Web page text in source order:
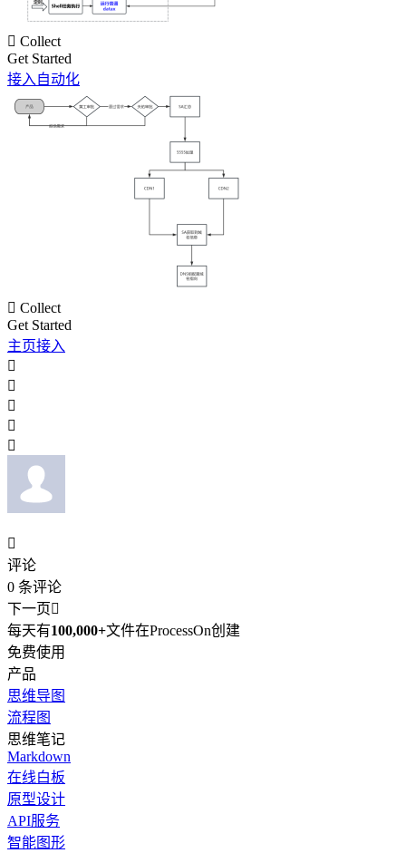
 Collect
Get Started
接入自动化
 Collect
Get Started
主页接入






评论
0 条评论
下一页
每天有100,000+文件在ProcessOn创建
免费使用
产品
思维导图
流程图
思维笔记
Markdown
在线白板
原型设计
API服务
智能图形